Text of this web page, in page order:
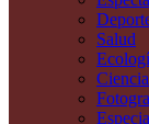
Salud